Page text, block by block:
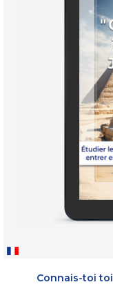
Connais-toi